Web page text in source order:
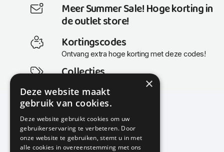
Meer Summer Sale! Hoge korting in
de outlet store!
Kortingscodes
Ontvang extra hoge korting met deze codes!
Collecties
Actuele en populaire collecties
KMP Kantoormeubilair
Airport Business Park
×
Deze website maakt
gebruik van cookies.
Deze website gebruikt cookies om uw
gebruikerservaring te verbeteren. Door
onze website te gebruiken, stemt u in met
alle cookies in overeenstemming met ons